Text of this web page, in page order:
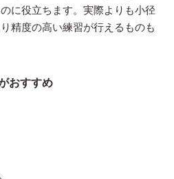
に役立ちます。実際よりも小径
精度の高い練習が行えるものも
おすすめ